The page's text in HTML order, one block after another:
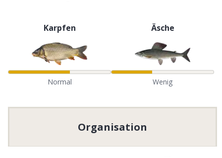
Karpfen
Normal
Äsche
Wenig
Organisation